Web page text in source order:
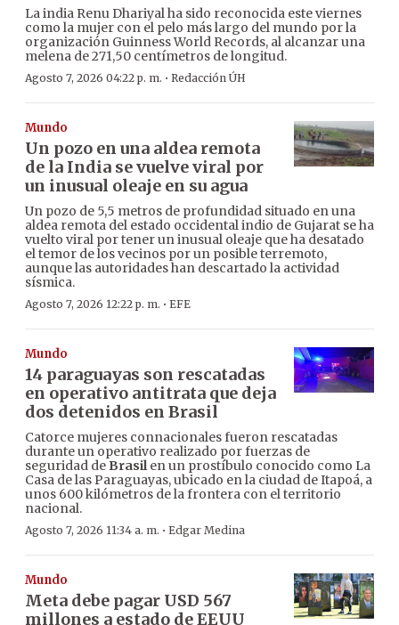
La india Renu Dhariyal ha sido reconocida este viernes
como la mujer con el pelo más largo del mundo por la
organización Guinness World Records, al alcanzar una
melena de 271,50 centímetros de longitud.
Agosto 7, 2026 04:22 p. m. · Redacción ÚH
Mundo
Un pozo en una aldea remota
de la India se vuelve viral por
un inusual oleaje en su agua
Un pozo de 5,5 metros de profundidad situado en una
aldea remota del estado occidental indio de Gujarat se ha
vuelto viral por tener un inusual oleaje que ha desatado
el temor de los vecinos por un posible terremoto,
aunque las autoridades han descartado la actividad
sísmica.
Agosto 7, 2026 12:22 p. m. · EFE
Mundo
14 paraguayas son rescatadas
en operativo antitrata que deja
dos detenidos en Brasil
Catorce mujeres connacionales fueron rescatadas
durante un operativo realizado por fuerzas de
seguridad de Brasilen un prostíbulo conocido como La
Casa de las Paraguayas, ubicado en la ciudad de Itapoá, a
unos 600 kilómetros de la frontera con el territorio
nacional.
Agosto 7, 2026 11:34 a. m. · Edgar Medina
Mundo
Meta debe pagar USD 567
millones a estado de EEUU